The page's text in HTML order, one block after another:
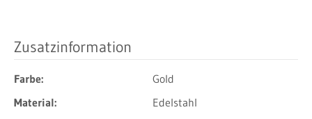
Zusatzinformation
Farbe:
Gold
Material:
Edelstahl